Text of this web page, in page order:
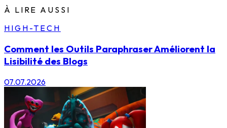
À LIRE AUSSI
HIGH-TECH
Comment les Outils Paraphraser Améliorent la
Lisibilité des Blogs
07.07.2026